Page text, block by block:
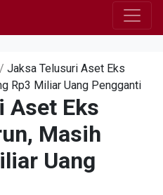
/ Jaksa Telusuri Aset Eks
Rp3 Miliar Uang Pengganti
Aset Eks
Masih
Uang